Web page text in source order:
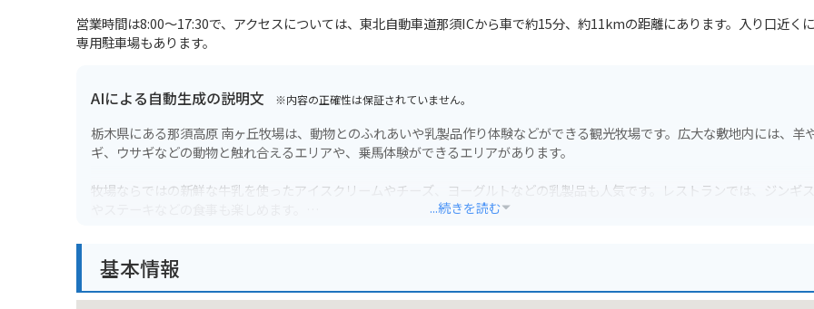
営業時間は8:00～17:30で、アクセスについては、東北自動車道那須ICから車で約15分、約11kmの距離にあります。入り口近く
専用駐車場もあります。
AIによる自動生成の説明文 ※内容の正確性は保証されていません。
栃木県にある那須高原 南ヶ丘牧場は、動物とのふれあいや乳製品作り体験などができる観光牧場です。広大な敷地内には、羊
ギ、ウサギなどの動物と触れ合えるエリアや、乗馬体験ができるエリアがあります。
牧場ならではの新鮮な牛乳を使ったアイスクリームやチーズ、ヨーグルトなどの乳製品も人気です。レストランでは、ジンギス
で安心です。周辺には他の観光スポットも多いので、ツーリングの目的地としても最適です。
...続きを読む
基本情報